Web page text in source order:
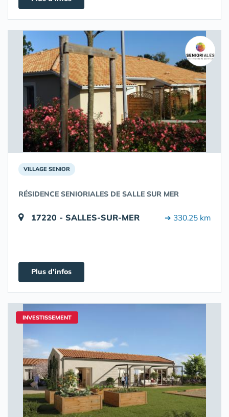
VILLAGE SENIOR
RÉSIDENCE SENIORIALES DE SALLE SUR MER
17220 - SALLES-SUR-MER ➔ 330.25 km
Plus d'infos
INVESTISSEMENT